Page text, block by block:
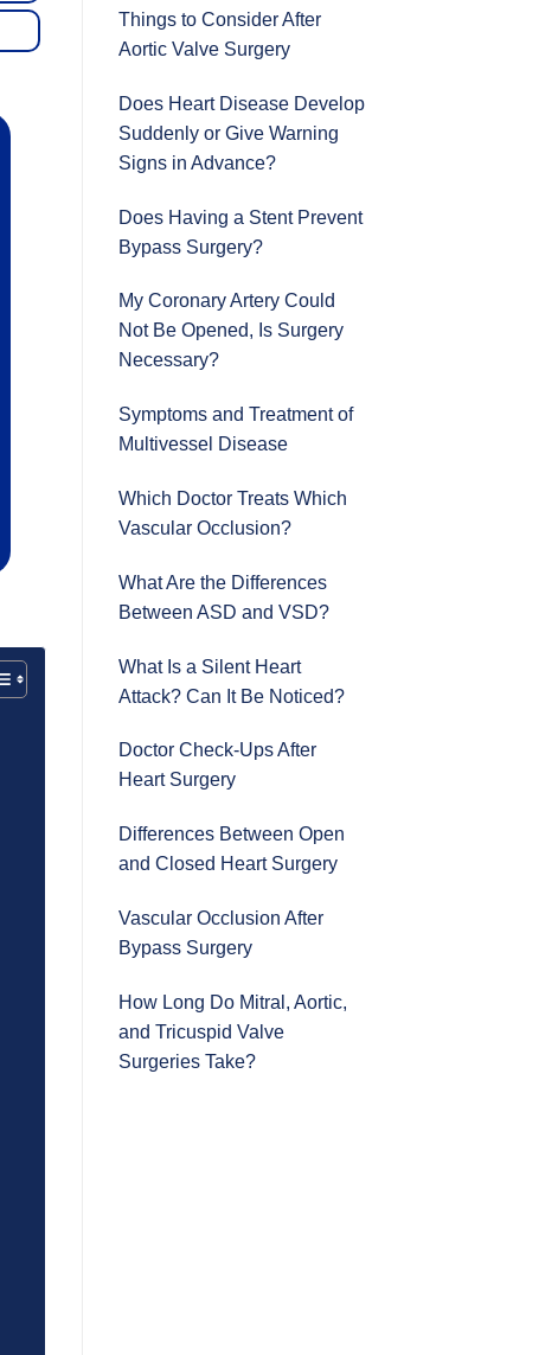
Things to Consider After
Aortic Valve Surgery
Does Heart Disease Develop
Suddenly or Give Warning
Signs in Advance?
Does Having a Stent Prevent
Bypass Surgery?
My Coronary Artery Could
Not Be Opened, Is Surgery
Necessary?
Symptoms and Treatment of
Multivessel Disease
Which Doctor Treats Which
Vascular Occlusion?
What Are the Differences
Between ASD and VSD?
What Is a Silent Heart
Attack? Can It Be Noticed?
Doctor Check-Ups After
Heart Surgery
Differences Between Open
and Closed Heart Surgery
Vascular Occlusion After
Bypass Surgery
How Long Do Mitral, Aortic,
and Tricuspid Valve
Surgeries Take?